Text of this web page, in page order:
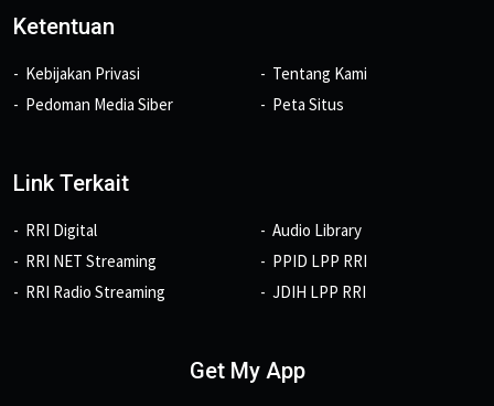
Ketentuan
Kebijakan Privasi
Pedoman Media Siber
Tentang Kami
Peta Situs
Link Terkait
RRI Digital
RRI NET Streaming
RRI Radio Streaming
Audio Library
PPID LPP RRI
JDIH LPP RRI
Get My App